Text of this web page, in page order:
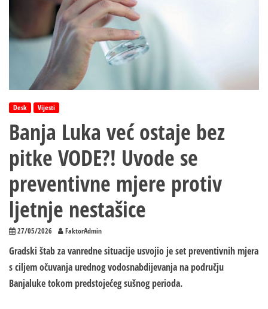
Desk Vijesti
Banja Luka već ostaje bez
pitke VODE?! Uvode se
preventivne mjere protiv
ljetnje nestašice
27/05/2026 FaktorAdmin
Gradski štab za vanredne situacije usvojio je set preventivnih mjera
s ciljem očuvanja urednog vodosnabdijevanja na području
Banjaluke tokom predstojećeg sušnog perioda.